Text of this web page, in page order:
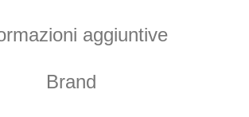
aggiuntive
Brand